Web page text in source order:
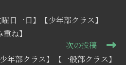
日一日】【少年部クラス】
ね】
次の投稿
年部クラス】【一般部クラス】